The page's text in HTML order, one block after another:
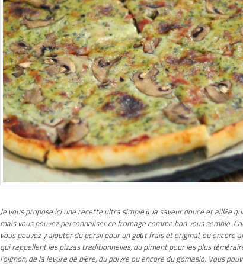
Je vous propose ici une recette ultra simple à la saveur douce et aillée
mais vous pouvez personnaliser ce fromage comme bon vous semble.
vous pouvez y ajouter du persil pour un goût frais et original, ou encore
qui rappellent les pizzas traditionnelles, du piment pour les plus
l’oignon, de la levure de bière, du poivre ou encore du gomasio. Vous